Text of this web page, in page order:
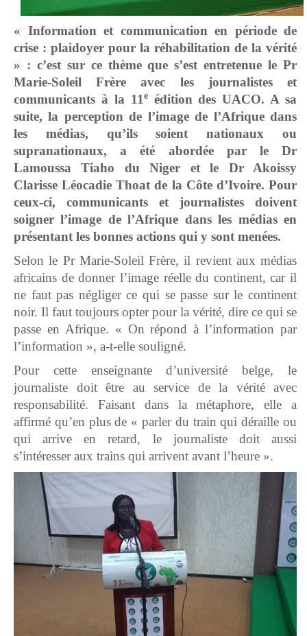
« Information et communication en période de
crise : plaidoyer pour la réhabilitation de la vérité
» : c’est sur ce thème que s’est entretenue le Pr
Marie-Soleil Frère avec les journalistes et
communicants à la 11 eédition des UACO. A sa
suite, la perception de l’image de l’Afrique dans
les médias, qu’ils soient nationaux ou
supranationaux, a été abordée par le Dr
Lamoussa Tiaho du Niger et le Dr Akoissy
Clarisse Léocadie Thoat de la Côte d’Ivoire. Pour
ceux-ci, communicants et journalistes doivent
soigner l’image de l’Afrique dans les médias en
présentant les bonnes actions qui y sont menées.
Selon le Pr Marie-Soleil Frère, il revient aux médias
africains de donner l’image réelle du continent, car il
ne faut pas négliger ce qui se passe sur le continent
noir. Il faut toujours opter pour la vérité, dire ce qui se
passe en Afrique. « On répond à l’information par
l’information », a-t-elle souligné.
Pour cette enseignante d’université belge, le
journaliste doit être au service de la vérité avec
responsabilité. Faisant dans la métaphore, elle a
affirmé qu’en plus de « parler du train qui déraille ou
qui arrive en retard, le journaliste doit aussi
s’intéresser aux trains qui arrivent avant l’heure ».